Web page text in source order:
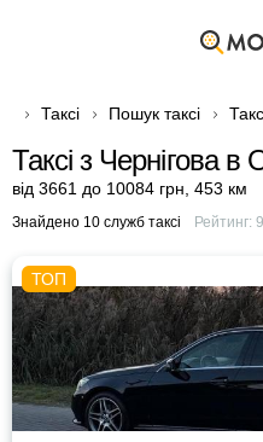
Таксі Пошук таксі
Таксі з Чернігова в
від 3661 до 10084 грн 453 км
Знайдено 10 служб таксі Рейтинг: